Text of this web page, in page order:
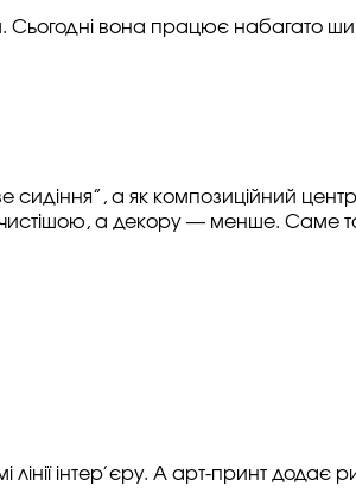
Сьогодні вона працює набагато
сидіння”, а як композиційний
чистішою, а декору — менше. Саме
інтер’єру. А арт-принт додає